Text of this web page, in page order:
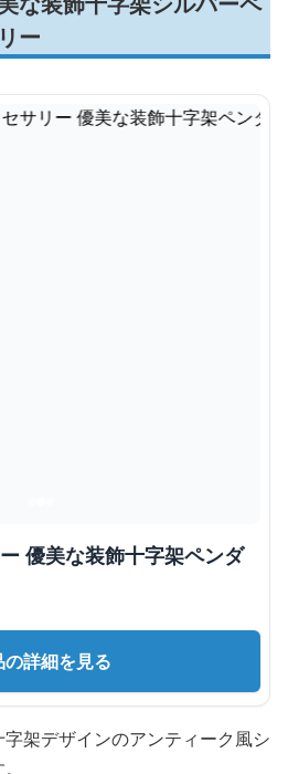
ー
優美な装飾十字架ペンダ
の詳細を見る
架デザインのアンティーク風シ